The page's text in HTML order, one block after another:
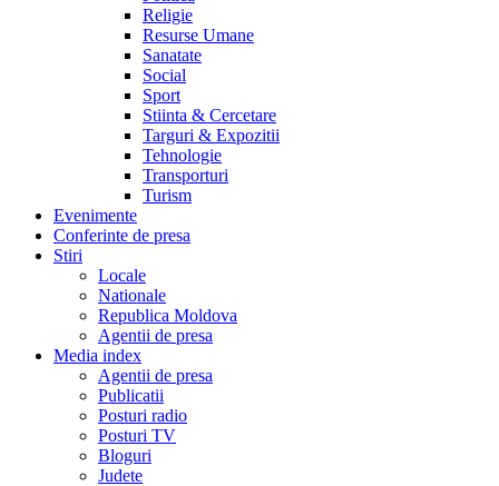
Religie
Resurse Umane
Sanatate
Social
Sport
Stiinta & Cercetare
Targuri & Expozitii
Tehnologie
Transporturi
Turism
Evenimente
Conferinte de presa
Stiri
Locale
Nationale
Republica Moldova
Agentii de presa
Media index
Agentii de presa
Publicatii
Posturi radio
Posturi TV
Bloguri
Judete